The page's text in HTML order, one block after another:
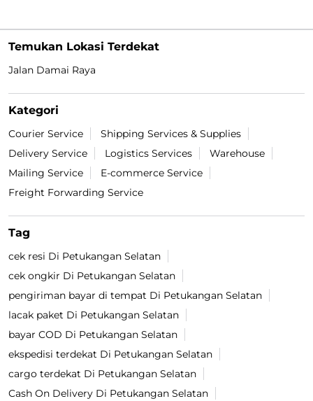
Temukan Lokasi Terdekat
Jalan Damai Raya
Kategori
Courier Service
Shipping Services & Supplies
Delivery Service
Logistics Services
Warehouse
Mailing Service
E-commerce Service
Freight Forwarding Service
Tag
cek resi Di Petukangan Selatan
cek ongkir Di Petukangan Selatan
pengiriman bayar di tempat Di Petukangan Selatan
lacak paket Di Petukangan Selatan
bayar COD Di Petukangan Selatan
ekspedisi terdekat Di Petukangan Selatan
cargo terdekat Di Petukangan Selatan
Cash On Delivery Di Petukangan Selatan